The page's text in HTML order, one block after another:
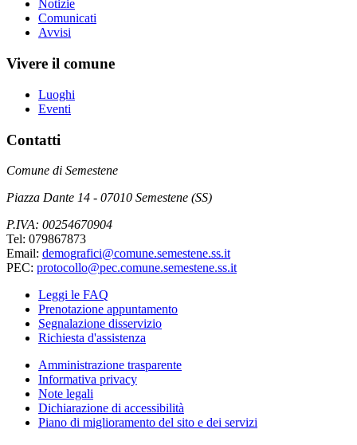
Notizie
Comunicati
Avvisi
Vivere il comune
Luoghi
Eventi
Contatti
Comune di Semestene
Piazza Dante 14 - 07010 Semestene (SS)
P.IVA: 00254670904
Tel: 079867873
Email: demografici@comune.semestene.ss.it
PEC: protocollo@pec.comune.semestene.ss.it
Leggi le FAQ
Prenotazione appuntamento
Segnalazione disservizio
Richiesta d'assistenza
Amministrazione trasparente
Informativa privacy
Note legali
Dichiarazione di accessibilità
Piano di miglioramento del sito e dei servizi